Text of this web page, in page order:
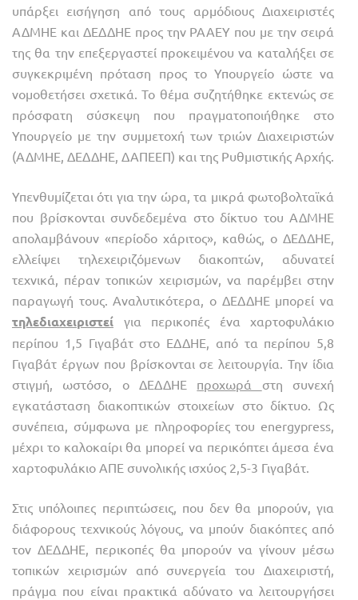
υπάρξει εισήγηση από τους αρμόδιους Διαχειριστές
ΑΔΜΗΕ και ΔΕΔΔΗΕ προς την ΡΑΑΕΥ που με την σειρά
της θα την επεξεργαστεί προκειμένου να καταλήξει σε
συγκεκριμένη πρόταση προς το Υπουργείο ώστε να
νομοθετήσει σχετικά. Το θέμα συζητήθηκε εκτενώς σε
πρόσφατη σύσκεψη που πραγματοποιήθηκε στο
Υπουργείο με την συμμετοχή των τριών Διαχειριστών
(ΑΔΜΗΕ, ΔΕΔΔΗΕ, ΔΑΠΕΕΠ) και της Ρυθμιστικής Αρχής.
Υπενθυμίζεται ότι για την ώρα, τα μικρά φωτοβολταϊκά
που βρίσκονται συνδεδεμένα στο δίκτυο του ΑΔΜΗΕ
απολαμβάνουν «περίοδο χάριτος», καθώς, ο ΔΕΔΔΗΕ,
ελλείψει τηλεχειριζόμενων διακοπτών, αδυνατεί
τεχνικά, πέραν τοπικών χειρισμών, να παρέμβει στην
παραγωγή τους. Αναλυτικότερα, ο ΔΕΔΔΗΕ μπορεί να
τηλεδιαχειριστεί για περικοπές ένα χαρτοφυλάκιο
περίπου 1,5 Γιγαβάτ στο ΕΔΔΗΕ, από τα περίπου 5,8
Γιγαβάτ έργων που βρίσκονται σε λειτουργία. Την ίδια
στιγμή, ωστόσο, ο ΔΕΔΔΗΕ προχωρά στη συνεχή
εγκατάσταση διακοπτικών στοιχείων στο δίκτυο. Ως
συνέπεια, σύμφωνα με πληροφορίες του energypress,
μέχρι το καλοκαίρι θα μπορεί να περικόπτει άμεσα ένα
χαρτοφυλάκιο ΑΠΕ συνολικής ισχύος 2,5-3 Γιγαβάτ.
Στις υπόλοιπες περιπτώσεις, που δεν θα μπορούν, για
διάφορους τεχνικούς λόγους, να μπούν διακόπτες από
τον ΔΕΔΔΗΕ, περικοπές θα μπορούν να γίνουν μέσω
τοπικών χειρισμών από συνεργεία του Διαχειριστή,
πράγμα που είναι πρακτικά αδύνατο να λειτουργήσει